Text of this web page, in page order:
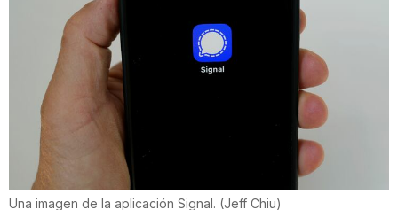
Una imagen de la aplicación Signal. (Jeff Chiu)